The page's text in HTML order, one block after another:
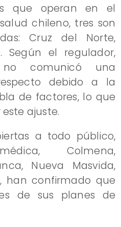
que operan en el
chileno, tres son
Cruz del Norte,
Según el regulador,
comunicó una
debido a la
de factores, lo que
ajuste.
a todo público,
Colmena,
Nueva Masvida,
han confirmado que
de sus planes de